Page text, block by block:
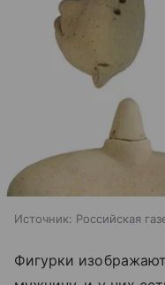
Источник: Российская
Фигурки